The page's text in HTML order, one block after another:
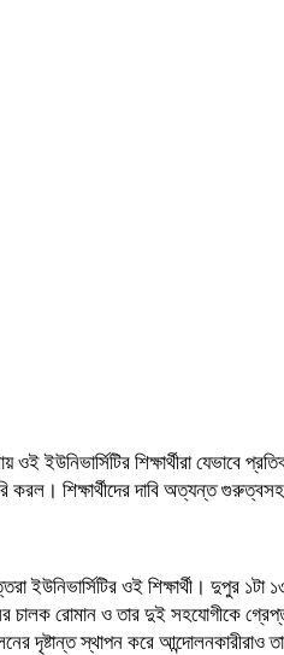
ইউনিভার্সিটির শিক্ষার্থীরা যেভাবে
করল। শিক্ষার্থীদের দাবি অত্যন্ত
ওই শিক্ষার্থী। দুপুর ১টা
চালক রোমান ও তার দুই সহযোগীকে
দৃষ্টান্ত স্থাপন করে